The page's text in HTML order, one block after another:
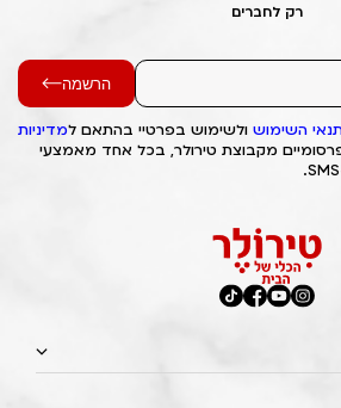
רק לחברים
הרשמה
השימוש ולשימוש בפרטיי בהתאם למדיניות
מקבוצת טירולר, בכל אחד מאמצעי